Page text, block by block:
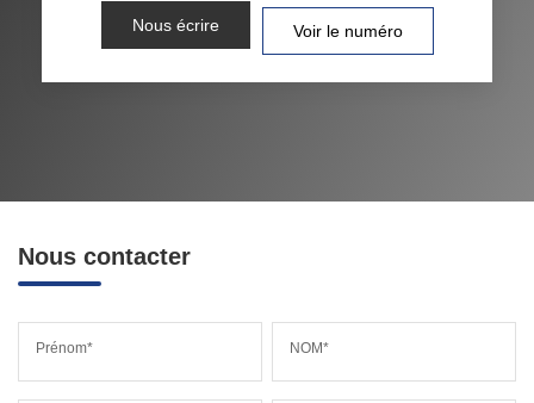
Nous écrire Voir le numéro
Nous contacter
Prénom* NOM*